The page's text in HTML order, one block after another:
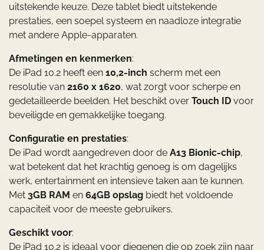
uitstekende keuze. Deze tablet biedt uitstekende
prestaties, een soepel systeem en naadloze integratie
met andere Apple-apparaten.
Afmetingen en kenmerken:
De iPad 10.2 heeft een 10,2-inch scherm met een
resolutie van 2160 x 1620, wat zorgt voor scherpe en
gedetailleerde beelden. Het beschikt over Touch ID voor
beveiligde en gemakkelijke toegang.
Configuratie en prestaties:
De iPad wordt aangedreven door de A13 Bionic-chip,
wat betekent dat het krachtig genoeg is om dagelijks
werk, entertainment en intensieve taken aan te kunnen.
Met 3GB RAM en 64GB opslag biedt het voldoende
capaciteit voor de meeste gebruikers.
Geschikt voor:
De iPad 10.2 is ideaal voor diegenen die op zoek zijn naar